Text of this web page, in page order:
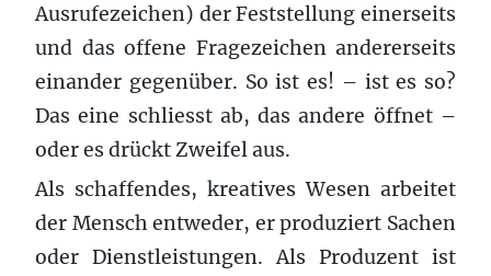
Ausrufezeichen) der Feststellung einerseits
und das offene Fragezeichen andererseits
einander gegenüber. So ist es! – ist es so?
Das eine schliesst ab, das andere öffnet –
oder es drückt Zweifel aus.
Als schaffendes, kreatives Wesen arbeitet
der Mensch entweder, er produziert Sachen
oder Dienstleistungen. Als Produzent ist